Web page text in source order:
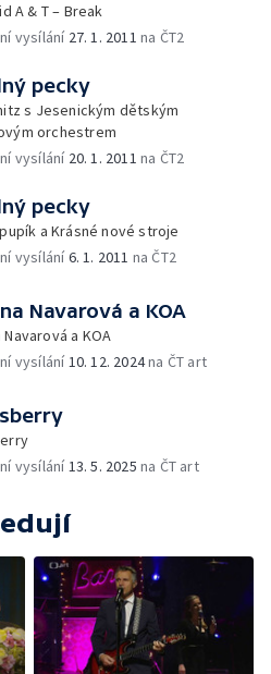
A & T – Break
vysílání 27. 1. 2011 na ČT2
pecky
s Jesenickým dětským
orchestrem
vysílání 20. 1. 2011 na ČT2
pecky
a Krásné nové stroje
vysílání6. 1. 2011 na ČT2
Navarová a KOA
Navarová a KOA
vysílání10. 12. 2024na ČT art
vysílání13. 5. 2025 na ČT art